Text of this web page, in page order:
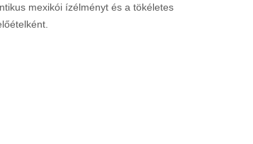
mexikói ízélményt és a tökéletes